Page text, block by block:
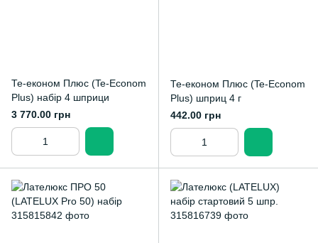
Те-економ Плюс (Te-Econom
Plus) набір 4 шприци
3 770.00 грн
Те-економ Плюс (Te-Econom
Plus) шприц 4 г
442.00 грн